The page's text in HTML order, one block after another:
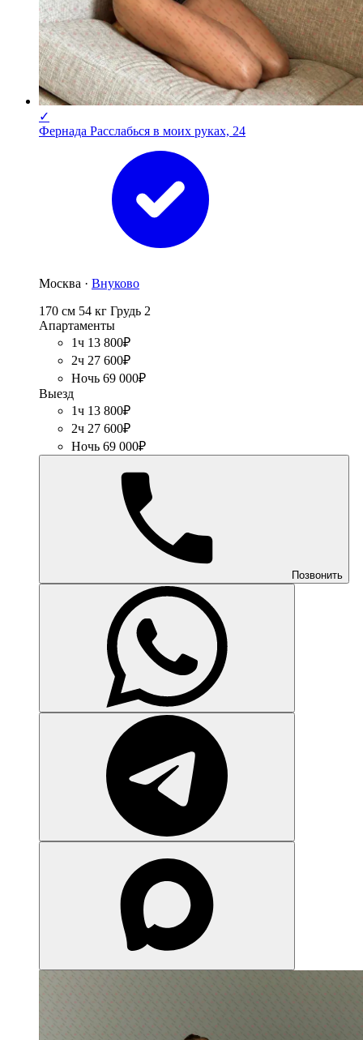
✓
Фернада Расслабься в моих руках, 24
Москва · Внуково
170 см 54 кг Грудь 2
Апартаменты
1ч 13 800₽
2ч 27 600₽
Ночь 69 000₽
Выезд
1ч 13 800₽
2ч 27 600₽
Ночь 69 000₽
Позвонить